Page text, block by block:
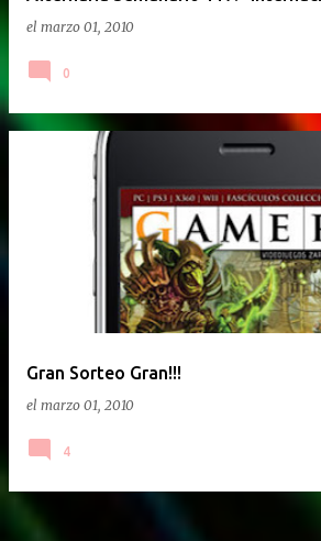
el marzo 01, 2010
0
Gran Sorteo Gran!!!
el marzo 01, 2010
4